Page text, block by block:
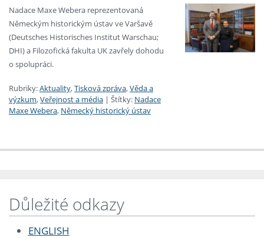
Nadace Maxe Webera reprezentovaná
Německým historickým ústav ve Varšavě
(Deutsches Historisches Institut Warschau;
DHI) a Filozofická fakulta UK zavřely dohodu
o spolupráci.
Rubriky:Aktuality,Tisková zpráva,Věda a
výzkum,Veřejnost a média | Štítky: Nadace
Maxe Webera, Německý historický ústav
Důležité odkazy
ENGLISH